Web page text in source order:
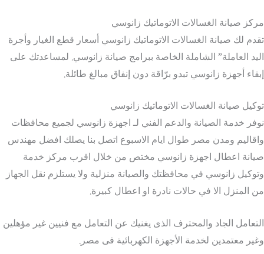
مركز صيانة الغسالات الاتوماتيك زانوسي
تقدم لك صيانة الغسالات الاتوماتيك زانوسي أسعار قطع الغيار وأجرة
اليد العاملة” الشاملة الخاصة ببرامج صيانة زانوسي. لمساعدتك على
إبقاء أجهزة زانوسي تبدو برّاقة دون إنفاق مبالغ طائلة.
توكيل صيانة الغسالات الاتوماتيك زانوسي
نوفر خدمة الصيانة والدعم الفني لـ اجهزة زانوسي لجميع محافظات
واقاليم ومدن مصر طوال ايام الاسبوع اتصل بنا يصلك افضل مهندس
صيانة اعطال اجهزة زانوسي مختص من خلال اقرب مركز خدمة
وتوكيل زانوسي في محافظتك والصيانة منزلية ولا يستلزم نقل الجهاز
من المنزل الا في حالات نادرة او اعطال كبيرة.
التعامل الجاد والمحترف الذى يغنيك عن التعامل مع فنيين غير مؤهلين
وغير معتمدين لخدمة الأجهزة الكهربائية فى مصر.